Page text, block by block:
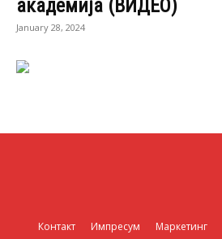
академија (ВИДЕО)
January 28, 2024
Контакт Импресум Маркетинг